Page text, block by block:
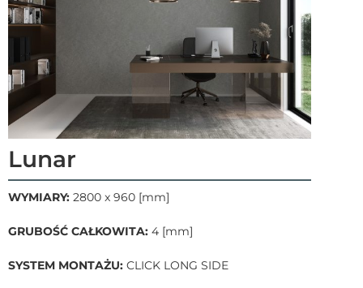
Lunar
WYMIARY: 2800 x 960 [mm]
GRUBOŚĆ CAŁKOWITA: 4 [mm]
SYSTEM MONTAŻU: CLICK LONG SIDE